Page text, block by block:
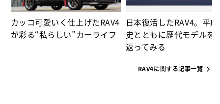
カッコ可愛いく仕上げたRAV4
が彩る“私らしい”カーライフ
日本復活したRAV4。平
史とともに歴代モデルを
返ってみる
RAV4に関する記事一覧